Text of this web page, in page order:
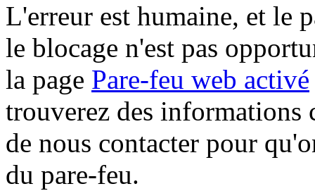
L'erreur est humaine, et le
le blocage n'est pas
la page Pare-feu web activé
trouverez des informations
de nous contacter pour
du pare-feu.